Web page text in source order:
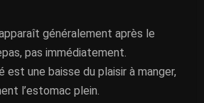
généralement après le
pas immédiatement.
est une baisse du plaisir à manger,
l’estomac plein.